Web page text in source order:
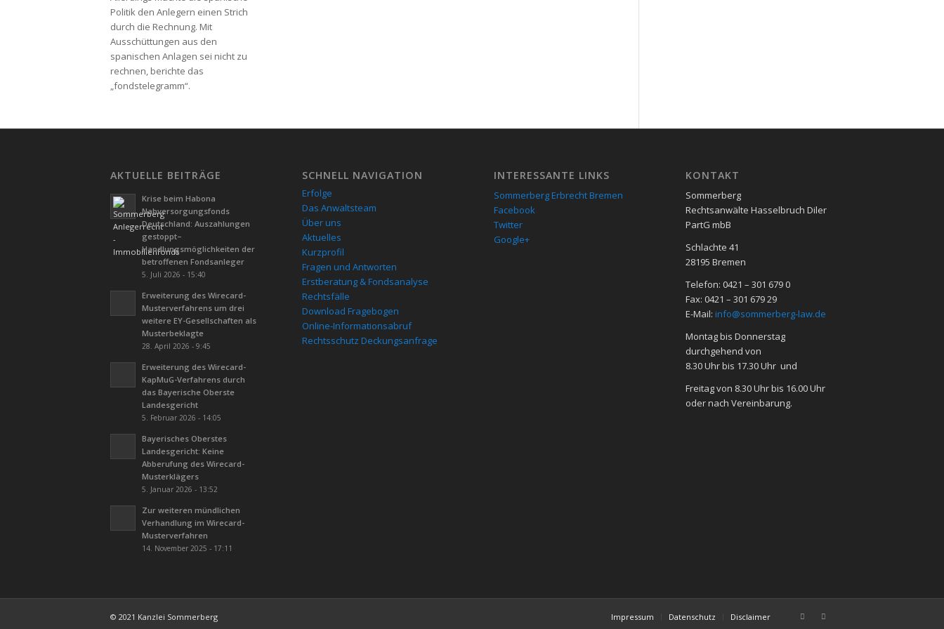
Politik den Anlegern einen Strich
durch die Rechnung. Mit
Ausschüttungen aus den
spanischen Anlagen sei nicht zu
rechnen, berichte das
„fondstelegramm“.
AKTUELLE BEITRÄGE
Krise beim Habona
Nahversorgungsfonds
Deutschland: Auszahlungen
gestoppt–
Handlungsmöglichkeiten der
betroffenen Fondsanleger
5. Juli 2026 - 15:40
Erweiterung des Wirecard-
Musterverfahrens um drei
weitere EY-Gesellschaften als
Musterbeklagte
28. April 2026 - 9:45
Erweiterung des Wirecard-
KapMuG-Verfahrens durch
das Bayerische Oberste
Landesgericht
5. Februar 2026 - 14:05
Bayerisches Oberstes
Landesgericht: Keine
Abberufung des Wirecard-
Musterklägers
5. Januar 2026 - 13:52
Zur weiteren mündlichen
Verhandlung im Wirecard-
Musterverfahren
14. November 2025 - 17:11
SCHNELL NAVIGATION
Erfolge
Das Anwaltsteam
Über uns
Aktuelles
Kurzprofil
Fragen und Antworten
Erstberatung & Fondsanalyse
Rechtsfälle
Download Fragebogen
Online-Informationsabruf
Rechtsschutz Deckungsanfrage
INTERESSANTE LINKS
Sommerberg Erbrecht Bremen
Facebook
Twitter
Google+
KON­TAKT
Sommerberg
Rechtsanwälte Hasselbruch Diler
PartG mbB
Schlachte 41
28195 Bre­men
Telefon: 0421 – 301 679 0
Fax: 0421 – 301 679 29
E-Mail: info@sommerberg-law.de
Mon­tag bis Don­ners­tag
durch­ge­hend von
8.30 Uhr bis 17.30 Uhr und
Frei­tag von 8.30 Uhr bis 16.00 Uhr
oder nach Ver­ein­ba­rung.
© 2021 Kanzlei Sommerberg Impressum Datenschutz Disclaimer